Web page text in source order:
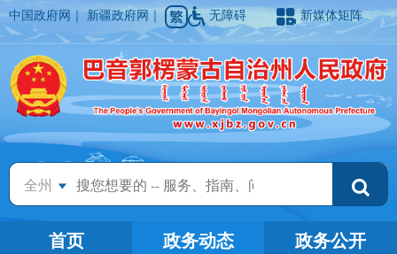
中国政府网 ｜新疆政府网 ｜ 无障碍 新媒体矩阵
全州
首页 政务动态
政务公开